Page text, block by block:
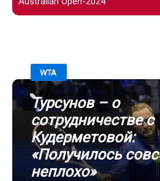
WTA
Турсунов – о
сотрудничестве с
Кудерметовой:
«Получилось
неплохо»